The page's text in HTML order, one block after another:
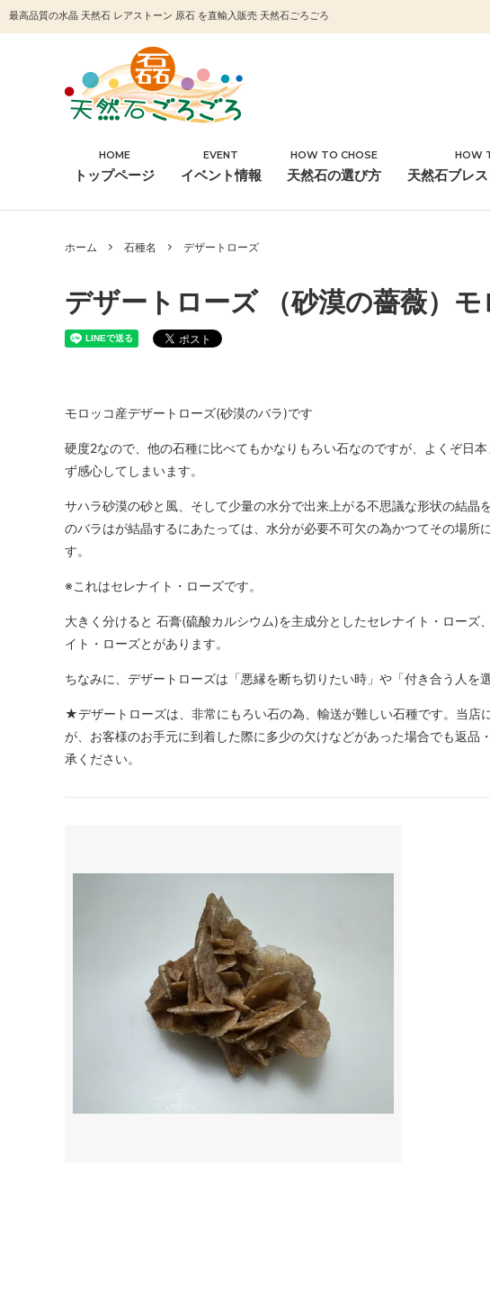
最高品質の水晶 天然石 レアストーン 原石 を直輸入販売 天然石ごろごろ
石種名 浄化
HOME
トップページ
EVENT
イベント情報
HOW TO CHOSE
天然石の選び方
HOW
天然石ブレ
ホーム 石種名 デザートローズ
デザートローズ （砂漠の薔薇）
モロッコ産デザートローズ(砂漠のバラ)です
硬度2なので、他の石種に比べてもかなりもろい石なのですが、よくぞ日
ず感心してしまいます。
サハラ砂漠の砂と風、そして少量の水分で出来上がる不思議な形状の結晶
のバラはが結晶するにあたっては、水分が必要不可欠の為かつてその場所
す。
※これはセレナイト・ローズです。
大きく分けると 石膏(硫酸カルシウム)を主成分としたセレナイト・ローズ
イト・ローズとがあります。
ちなみに、デザートローズは「悪縁を断ち切りたい時」や「付き合う人を
★デザートローズは、非常にもろい石の為、輸送が難しい石種です。当店
が、お客様のお手元に到着した際に多少の欠けなどがあった場合でも返品
承ください。